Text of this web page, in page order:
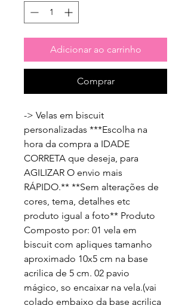
Adicionar ao carrinho
Comprar
-> Velas em biscuit
personalizadas ***Escolha na
hora da compra a IDADE
CORRETA que deseja, para
AGILIZAR O envio mais
RÁPIDO.** **Sem alterações de
cores, tema, detalhes etc
produto igual a foto** Produto
Composto por: 01 vela em
biscuit com apliques tamanho
aproximado 10x5 cm na base
acrilica de 5 cm. 02 pavio
mágico, so encaixar na vela.(vai
colado embaixo da base acrilica